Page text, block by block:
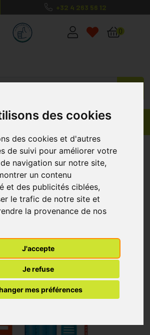
des cookies
des cookies et d'autres
de suivi pour améliorer votre
navigation sur notre site,
un contenu
et des publicités ciblées,
le trafic de notre site et
la provenance de nos
J'accepte
Je refuse
mes préférences
+32 4 263 56 12
MaPharmacie.be ma santé, mes
0
Produits
Iso 3 1.1mm